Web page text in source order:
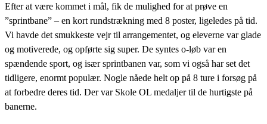
Efter at være kommet i mål, fik de mulighed for at prøve en
”sprintbane” – en kort rundstrækning med 8 poster, ligeledes på tid.
Vi havde det smukkeste vejr til arrangementet, og eleverne var glade
og motiverede, og opførte sig super. De syntes o-løb var en
spændende sport, og især sprintbanen var, som vi også har set det
tidligere, enormt populær. Nogle nåede helt op på 8 ture i forsøg på
at forbedre deres tid. Der var Skole OL medaljer til de hurtigste på
banerne.